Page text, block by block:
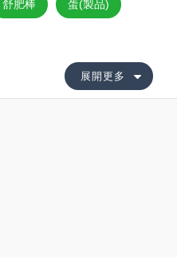
舒肥棒 蛋(製品)
展開更多